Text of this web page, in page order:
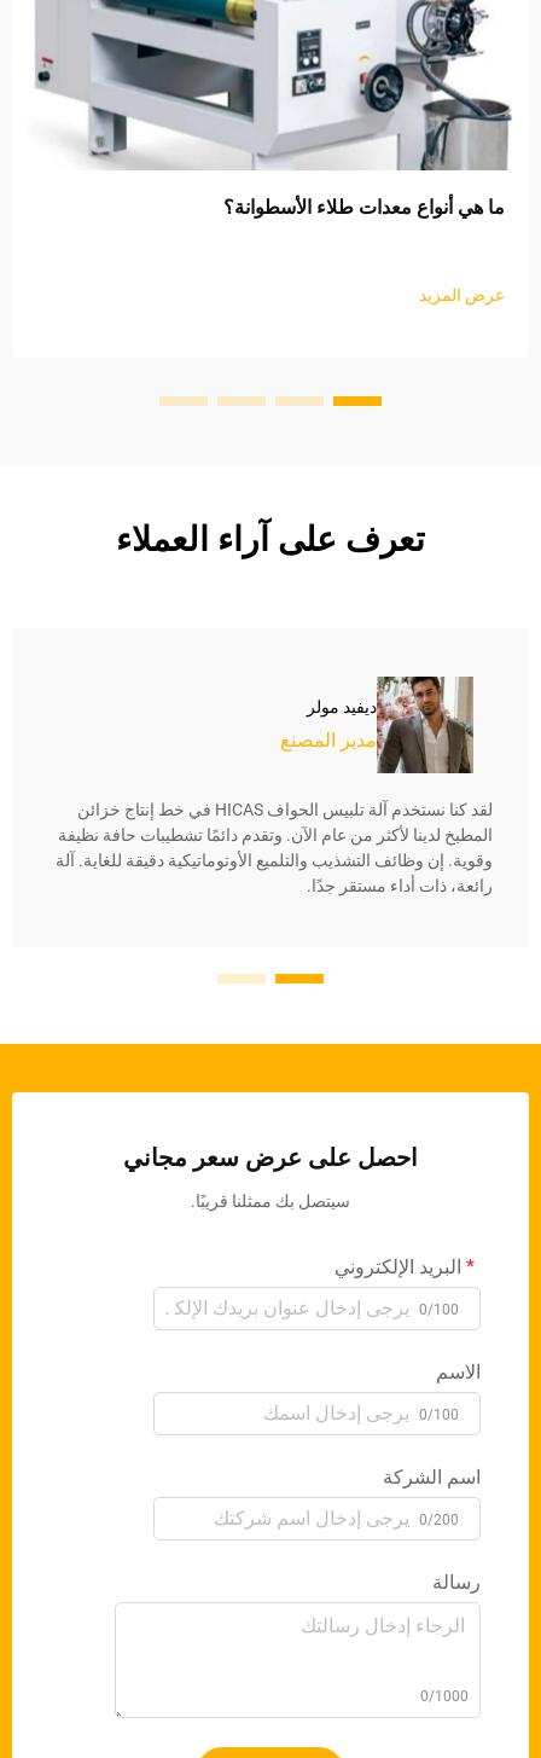
ما هي أنواع معدات طلاء الأسطوانة؟
عرض المزيد
تعرف على آراء العملاء
ديفيد مولر
مدير المصنع
لقد كنا نستخدم آلة تلبيس الحواف HICAS في خط إنتاج خزائن
المطبخ لدينا لأكثر من عام الآن. وتقدم دائمًا تشطيبات حافة نظيفة
وقوية. إن وظائف التشذيب والتلميع الأوتوماتيكية دقيقة للغاية. آلة
رائعة، ذات أداء مستقر جدًا.
احصل على عرض سعر مجاني
سيتصل بك ممثلنا قريبًا.
البريد الإلكتروني
0/100
الاسم
0/100
اسم الشركة
0/200
رسالة
0/1000